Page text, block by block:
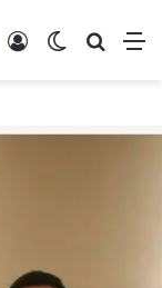
Switch skin
Log In
View your